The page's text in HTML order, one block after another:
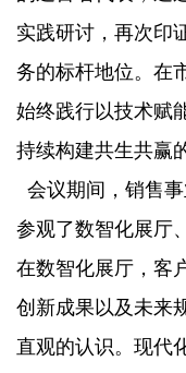
实践研讨，再次印
务的标杆地位。在
始终践行以技术赋
持续构建共生共赢
会议期间，销售
参观了数智化展厅
在数智化展厅，客
创新成果以及未来
直观的认识。现代